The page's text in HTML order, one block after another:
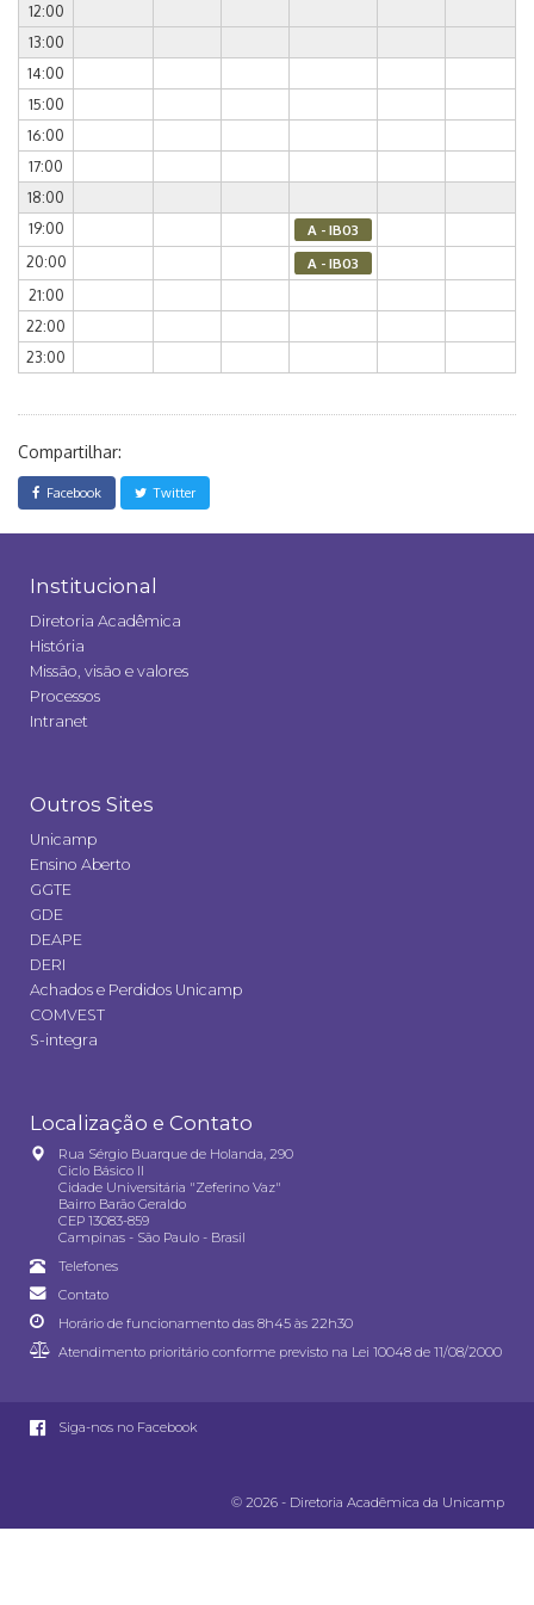
12:00
13:00
14:00
15:00
16:00
17:00
18:00
19:00
A - IB03
20:00 A - IB03
21:00
22:00
23:00
Compartilhar:
Facebook Twitter
Institucional
Diretoria Acadêmica
História
Missão, visão e valores
Processos
Intranet
Outros Sites
Unicamp
Ensino Aberto
GGTE
GDE
DEAPE
DERI
Achados e Perdidos Unicamp
COMVEST
S-integra
Localização e Contato
Rua Sérgio Buarque de Holanda, 290
Ciclo Básico II
Cidade Universitária "Zeferino Vaz"
Bairro Barão Geraldo
CEP 13083-859
Campinas - São Paulo - Brasil
Telefones
Contato
Horário de funcionamento das 8h45 às 22h30
Atendimento prioritário conforme previsto na Lei 10048 de 11/08/2000
Siga-nos no Facebook
© 2026 - Diretoria Acadêmica da Unicamp